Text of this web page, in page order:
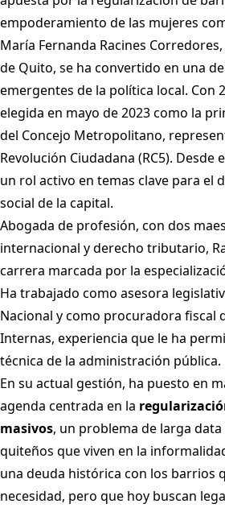
empoderamiento de las mujeres
María Fernanda Racines
de Quito, se ha convertido en una
emergentes de la política local. Con
elegida en mayo de 2023 como la
del Concejo Metropolitano,
Revolución Ciudadana (RC5). Desde
un rol activo en temas clave para el
social de la capital.
Abogada de profesión, con dos
internacional y derecho tributario,
carrera marcada por la
Ha trabajado como asesora
Nacional y como procuradora fiscal
Internas, experiencia que le ha
técnica de la administración pública.
En su actual gestión, ha puesto en
agenda centrada en la
masivos, un problema de larga
quiteños que viven en la
una deuda histórica con los barrios
necesidad, pero que hoy buscan